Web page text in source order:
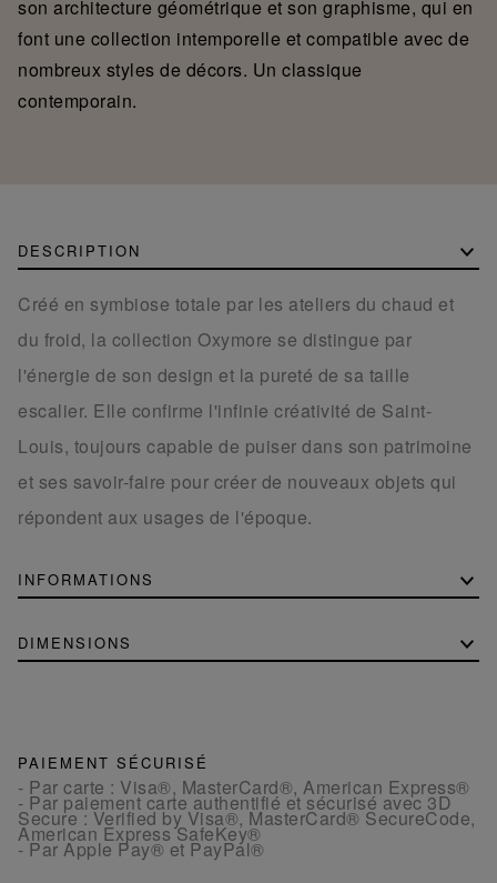
son architecture géométrique et son graphisme, qui en
font une collection intemporelle et compatible avec de
nombreux styles de décors. Un classique
contemporain.
DESCRIPTION
Créé en symbiose totale par les ateliers du chaud et
du froid, la collection Oxymore se distingue par
l'énergie de son design et la pureté de sa taille
escalier. Elle confirme l'infinie créativité de Saint-
Louis, toujours capable de puiser dans son patrimoine
et ses savoir-faire pour créer de nouveaux objets qui
répondent aux usages de l'époque.
INFORMATIONS
DIMENSIONS
PAIEMENT SÉCURISÉ
- Par carte : Visa®, MasterCard®, American Express®
- Par paiement carte authentifié et sécurisé avec 3D
Secure : Verified by Visa®, MasterCard® SecureCode,
American Express SafeKey®
- Par Apple Pay® et PayPal®